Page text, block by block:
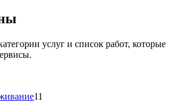
услуг и список работ, которые
11